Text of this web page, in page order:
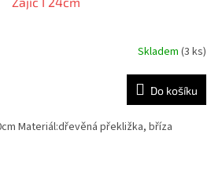
Skladem (3 ks)
Do košíku
Materiál:dřevěná překližka, bříza